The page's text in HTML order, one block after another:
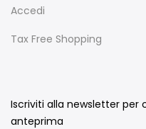
Accedi
Tax Free Shopping
Iscriviti alla newsletter
anteprima